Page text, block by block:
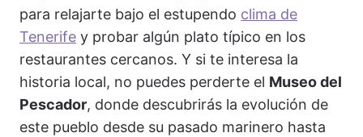
para relajarte bajo el estupendo clima de
Tenerife y probar algún plato típico en los
restaurantes cercanos. Y si te interesa la
historia local, no puedes perderte el Museo del
Pescador, donde descubrirás la evolución de
este pueblo desde su pasado marinero hasta